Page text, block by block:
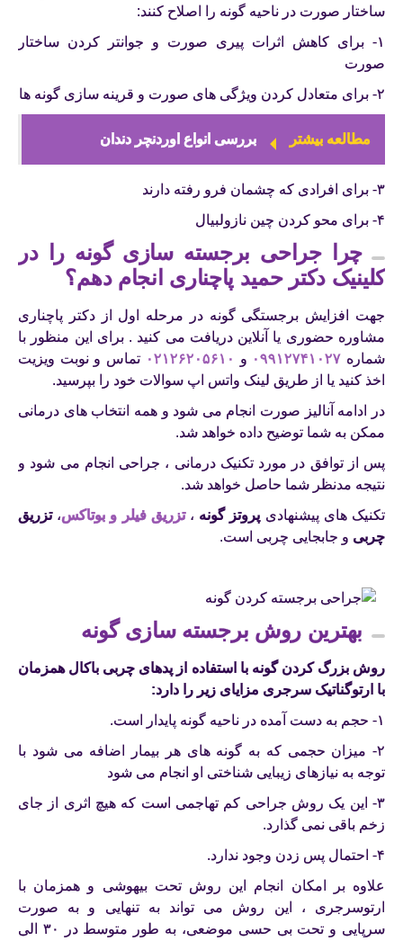
ساختار صورت در ناحیه گونه را اصلاح کنند:
۱- برای کاهش اثرات پیری صورت و جوانتر کردن ساختار
صورت
۲- برای متعادل کردن ویژگی های صورت و قرینه سازی گونه ها
مطالعه بیشتر بررسی انواع اوردنچر دندان
۳- برای افرادی که چشمان فرو رفته دارند
۴- برای محو کردن چین نازولبیال
چرا جراحی برجسته سازی گونه را در
کلینیک دکتر حمید پاچناری انجام دهم؟
جهت افزایش برجستگی گونه در مرحله اول از دکتر پاچناری
مشاوره حضوری یا آنلاین دریافت می کنید . برای این منظور با
شماره ۰۹۹۱۲۷۴۱۰۲۷ و ۰۲۱۲۶۲۰۵۶۱۰ تماس و نوبت ویزیت
اخذ کنید یا از طریق لینک واتس اپ سوالات خود را بپرسید.
در ادامه آنالیز صورت انجام می شود و همه انتخاب های درمانی
ممکن به شما توضیح داده خواهد شد.
پس از توافق در مورد تکنیک درمانی ، جراحی انجام می شود و
نتیجه مدنظر شما حاصل خواهد شد.
تکنیک های پیشنهادی پروتز گونه ،تزریق فیلر و بوتاکس،تزریق
چربی و جابجایی چربی است.
بهترین روش برجسته سازی گونه
روش بزرگ کردن گونه با استفاده از پدهای چربی باکال همزمان
با ارتوگناتیک سرجری مزایای زیر را دارد:
۱- حجم به دست آمده در ناحیه گونه پایدار است.
۲- میزان حجمی که به گونه های هر بیمار اضافه می شود با
توجه به نیازهای زیبایی شناختی او انجام می شود
۳- این یک روش جراحی کم تهاجمی است که هیچ اثری از جای
زخم باقی نمی گذارد.
۴- احتمال پس زدن وجود ندارد.
علاوه بر امکان انجام این روش تحت بیهوشی و همزمان با
ارتوسرجری ، این روش می تواند به تنهایی و به صورت
سرپایی و تحت بی حسی موضعی، به طور متوسط ​​در ۳۰ الی